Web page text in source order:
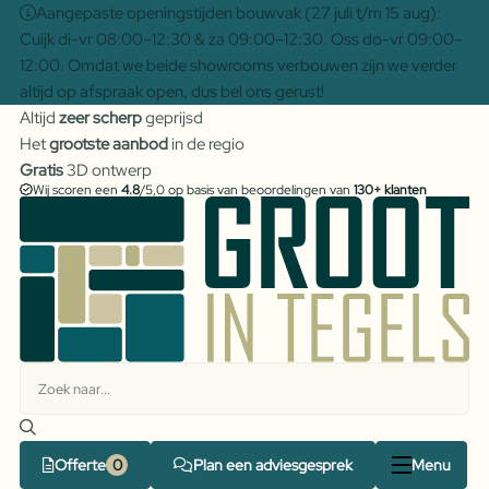
Aangepaste openingstijden bouwvak (27 juli t/m 15 aug):
Cuijk di-vr 08:00–12:30 & za 09:00–12:30. Oss do-vr 09:00–
12:00. Omdat we beide showrooms verbouwen zijn we verder
altijd op afspraak open, dus bel ons gerust!
Altijd zeer scherpgeprijsd
Hetgrootste aanbodin de regio
Gratis3D ontwerp
Wij scoren een 4.8/5,0 op basis van beoordelingen van 130+ klanten
Offerte Plan een adviesgesprek Menu